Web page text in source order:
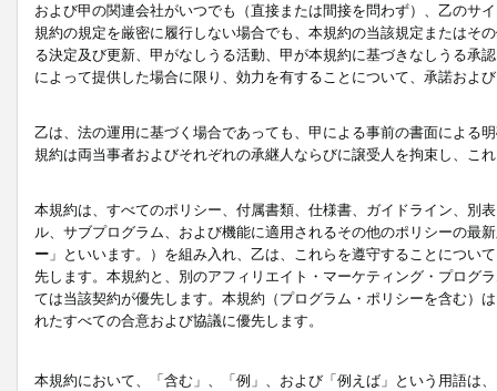
および甲の関連会社がいつでも（直接または間接を問わず）、乙のサ
規約の規定を厳密に履行しない場合でも、本規約の当該規定またはそ
る決定及び更新、甲がなしうる活動、甲が本規約に基づきなしうる承
によって提供した場合に限り、効力を有することについて、承諾およ
乙は、法の運用に基づく場合であっても、甲による事前の書面による
規約は両当事者およびそれぞれの承継人ならびに譲受人を拘束し、こ
本規約は、すべてのポリシー、付属書類、仕様書、ガイドライン、別
ル、サブプログラム、および機能に適用されるその他のポリシーの最
ー 」といいます。）を組み入れ、乙は、これらを遵守することにつ
先します。本規約と、別のアフィリエイト・マーケティング・プログ
ては当該契約が優先します。本規約（プログラム・ポリシーを含む）
れたすべての合意および協議に優先します。
本規約において、「含む」、「例」、および「例えば」という用語は